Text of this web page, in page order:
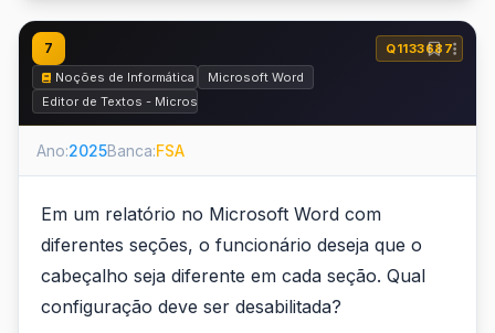
7
Q1133687
Noções de Informática
Microsoft Word
Editor de Textos - Microsoft Word e BrOffice.org Writer
Ano:2025Banca:FSA
Em um relatório no Microsoft Word com
diferentes seções, o funcionário deseja que o
cabeçalho seja diferente em cada seção. Qual
configuração deve ser desabilitada?